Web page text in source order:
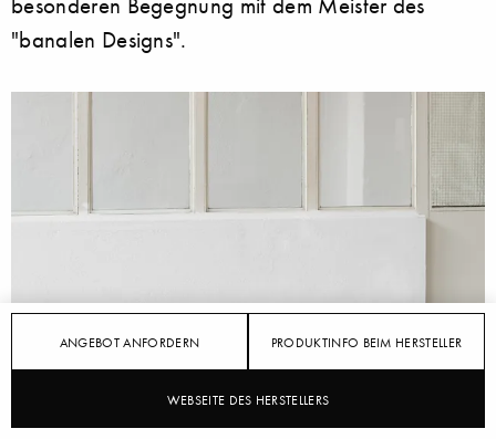
ANGEBOT ANFORDERN PRODUKTINFO BEIM HERSTELLER
WEBSEITE DES HERSTELLERS
"banalen Designs".